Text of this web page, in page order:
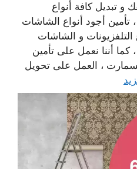
و تبديل كافة أنواع
تأمين أجود أنواع الشاشات
التلفزيونات و الشاشات
كما أننا نعمل على تأمين
، العمل على تحويل